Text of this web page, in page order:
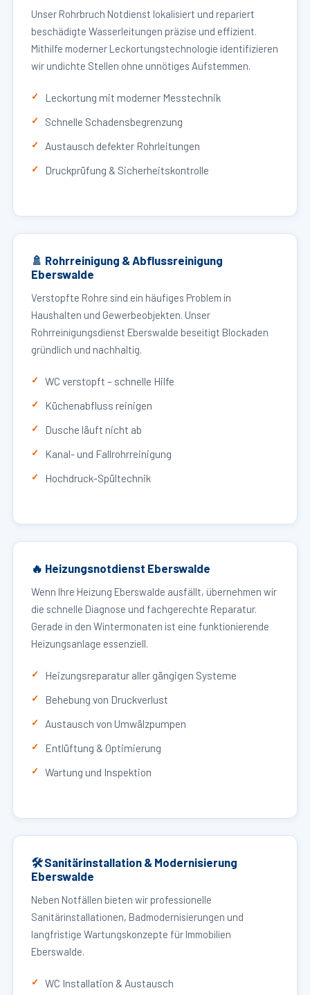
Unser Rohrbruch Notdienst lokalisiert und repariert
beschädigte Wasserleitungen präzise und effizient.
Mithilfe moderner Leckortungstechnologie identifizieren
wir undichte Stellen ohne unnötiges Aufstemmen.
Leckortung mit moderner Messtechnik
Schnelle Schadensbegrenzung
Austausch defekter Rohrleitungen
Druckprüfung & Sicherheitskontrolle
🚿 Rohrreinigung & Abflussreinigung
Eberswalde
Verstopfte Rohre sind ein häufiges Problem in
Haushalten und Gewerbeobjekten. Unser
Rohrreinigungsdienst Eberswalde beseitigt Blockaden
gründlich und nachhaltig.
WC verstopft – schnelle Hilfe
Küchenabfluss reinigen
Dusche läuft nicht ab
Kanal- und Fallrohrreinigung
Hochdruck-Spültechnik
🔥 Heizungsnotdienst Eberswalde
Wenn Ihre Heizung Eberswalde ausfällt, übernehmen wir
die schnelle Diagnose und fachgerechte Reparatur.
Gerade in den Wintermonaten ist eine funktionierende
Heizungsanlage essenziell.
Heizungsreparatur aller gängigen Systeme
Behebung von Druckverlust
Austausch von Umwälzpumpen
Entlüftung & Optimierung
Wartung und Inspektion
🛠 Sanitärinstallation & Modernisierung
Eberswalde
Neben Notfällen bieten wir professionelle
Sanitärinstallationen, Badmodernisierungen und
langfristige Wartungskonzepte für Immobilien
Eberswalde.
WC Installation & Austausch